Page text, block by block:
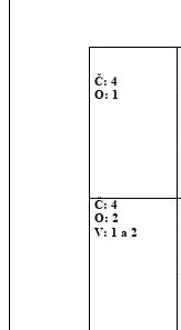
Č: 4
O: 1
Č: 4
O: 2
V: 1 a 2